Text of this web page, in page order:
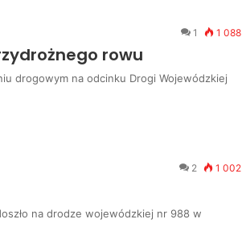
1 1 088
rowu
drogowym na odcinku Drogi Wojewódzkiej
2 1 002
na drodze wojewódzkiej nr 988 w